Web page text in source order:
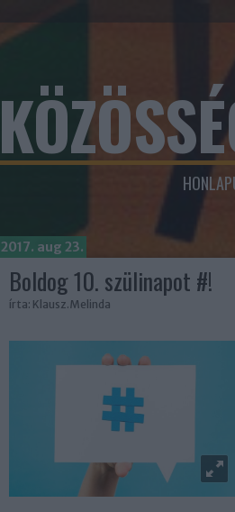
2017. aug 23.
Boldog 10. szülinapot #!
írta: Klausz.Melinda